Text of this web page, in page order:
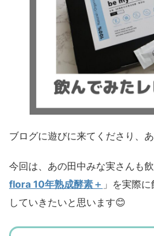
ブログに遊びに来てくださり、
今回は、あの田中みな実さんも
flora 10年熟成酵素＋ 」を実際
していきたいと思います😊